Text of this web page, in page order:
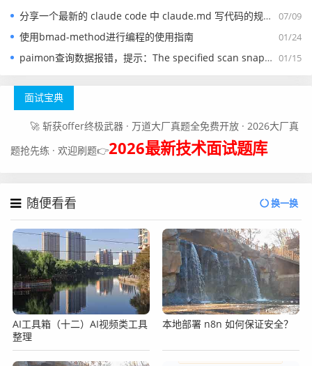
理解你的，但老实说，换个公司解决不了你面对的那些心理
问题。
3、你不知道你讲的东西都很简单吗？很多人还真不知道。
有时候我觉得对方家的产品应该很复杂，很有深度，结果被
面试者轻描淡写三两句就讲完了。爱因斯坦说过，越简单越
好，但不要过于简单。这么简单的描述我不知道能反应你什
就可以安排一个人持续跟进，但面试的时候就尴尬了，除了
这个系统（甚至这个系统还是企业自己开发的）之外，没有
任何其他拿得出手的东西了。我都不知道怎么捞你。
5、工作年限久，职位高。人很优秀，也愿意从0开始学，但
不好意思，招不起。虽然我觉得这个决定没问题，但我也慌
的一笔。
07/09
分享一个最新的 claude code 中 claude.md 写代码的规约文件
01/24
使用bmad-method进行编程的使用指南
01/15
paimon查询数据报错，提示：The specified scan snapshotId 15845 is out of available snapshotId range [17875, 178
面试宝典
🚀 斩获offer终极武器 · 万道大厂真题全免费开放 · 2026大厂真
题抢先练 · 欢迎刷题👉2026最新技术面试题库
随便看看 换一换
AI工具箱（十二）AI视频类工具
整理
本地部署 n8n 如何保证安全？